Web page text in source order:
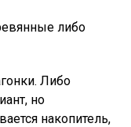
либо
Либо
но
накопитель,